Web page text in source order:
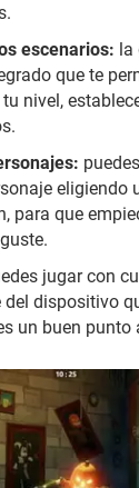
escenarios: la
que te
nivel,
eligiendo
para que
jugar con
dispositivo
un buen punto